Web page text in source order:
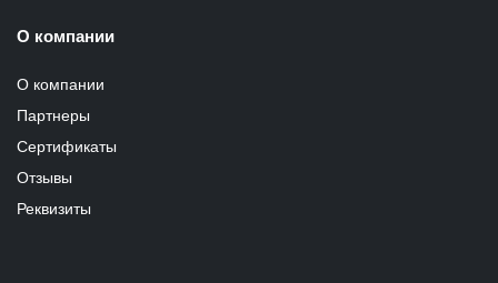
О компании
О компании
Партнеры
Сертификаты
Отзывы
Реквизиты